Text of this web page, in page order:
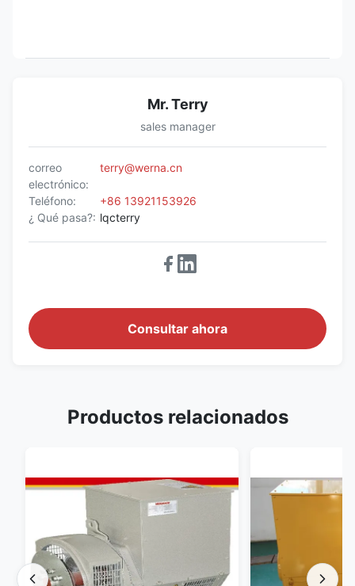
Mr. Terry
sales manager
correo
electrónico:
terry@werna.cn
Teléfono:
+86 13921153926
¿ Qué pasa?: lqcterry
Consultar ahora
Productos relacionados